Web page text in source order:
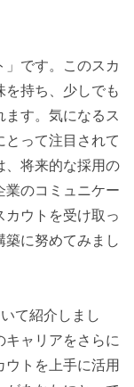
です。このスカ
を持ち、少しでも
す。気になるス
とって注目されて
、将来的な採用の
業のコミュニケー
カウトを受け取っ
に努めてみまし
て紹介しまし
キャリアをさらに
ウトを上手に活用